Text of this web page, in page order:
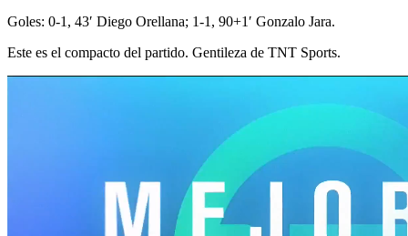
Goles: 0-1, 43′ Diego Orellana; 1-1, 90+1′ Gonzalo Jara.
Este es el compacto del partido. Gentileza de TNT Sports.